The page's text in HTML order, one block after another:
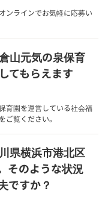
ンラインでお気軽に応募い
山元気の泉保育
てもらえます
育園を運営している社会福
をご覧ください。
県横浜市港北区
そのような状況
ですか？